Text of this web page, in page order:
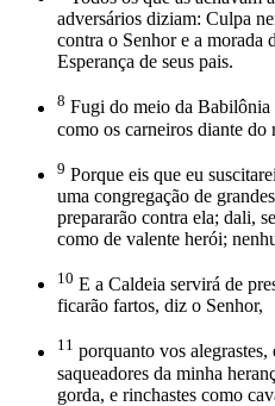
adversários diziam: Culpa
contra o Senhor e a morada
Esperança de seus pais.
8 Fugi do meio da Babilônia
como os carneiros diante do
9 Porque eis que eu
uma congregação de
prepararão contra ela; dali,
como de valente herói;
10 E a Caldeia servirá de
ficarão fartos, diz o Senhor,
11 porquanto vos alegrastes,
saqueadores da minha
gorda, e rinchastes como